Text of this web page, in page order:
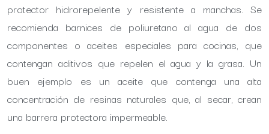
protector hidrorepelente y resistente a manchas. Se
recomienda barnices de poliuretano al agua de dos
componentes o aceites especiales para cocinas, que
contengan aditivos que repelen el agua y la grasa. Un
buen ejemplo es un aceite que contenga una alta
concentración de resinas naturales que, al secar, crean
una barrera protectora impermeable.